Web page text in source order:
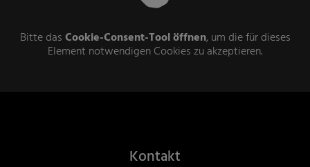
Bitte das Cookie-Consent-Tool öffnen, um die für dieses
Element notwendigen Cookies zu akzeptieren.
Kontakt